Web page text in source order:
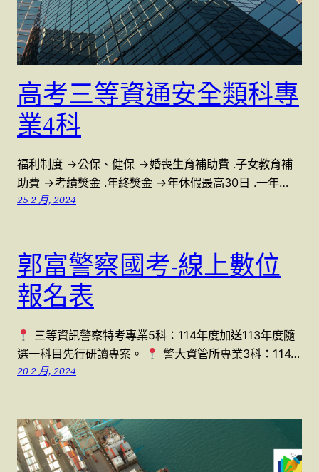
高考三等資通安全類科專
業4科
福利制度 →公保、健保 →婚喪生育補助費 .子女教育補
助費 →考績獎金 .年終獎金 →年休假最高30日 .一年…
25 2 月, 2024
郭富警察國考-線上數位
報名表
三等資訊警察特考專業5科：114年度加送113年度隨
選一科目先行研讀專案。
警大資管所專業3科：114…
20 2 月, 2024